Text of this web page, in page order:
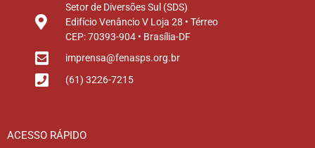
Setor de Diversões Sul (SDS)
Edifício Venâncio V Loja 28 • Térreo
CEP: 70393-904 • Brasília-DF
imprensa@fenasps.org.br
(61) 3226-7215
ACESSO RÁPIDO